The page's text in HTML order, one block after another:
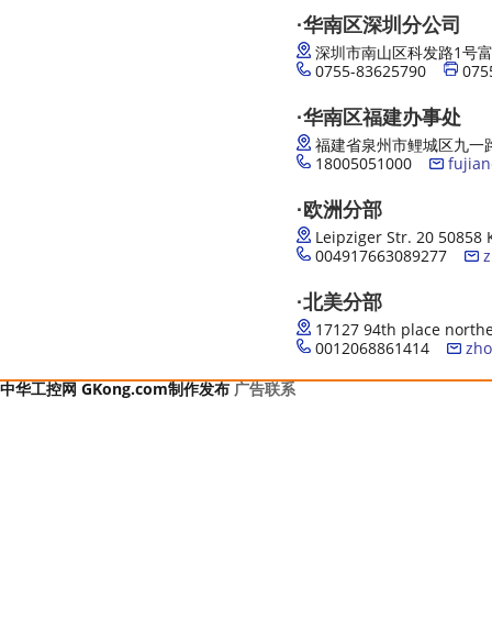
·华南区深圳分公司
深圳市南山区科发路1号
0755-83625790
·华南区福建办事处
福建省泉州市鲤城区九一
18005051000
·欧洲分部
Leipziger Str. 20 50858
004917663089277
·北美分部
17127 94th place
0012068861414
中华工控网 GKong.com制作发布广告联系